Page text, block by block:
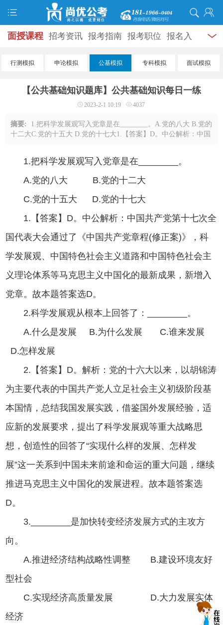
面授课程 招考资讯 报考指南 报考职位 报名入
口 打准考证 成绩查询 面试公告 录用公示 辅导
学员风采 名师团队
服务信息
行测模拟 申论模拟 公基模拟 专科模拟 面试模拟
【公共基础知识题库】公共基础知识每日一练
2023-2-1 10:19 4037
摘要: 1.把科学发展观写入党章是在________。A.党的八大 B.党的
十二大C.党的十五大 D.党的十七大1.【答案】D。中公解析：中国
1.把科学发展观写入党章是在________。
A.党的八大 B.党的十二大
C.党的十五大 D.党的十七大
1.【答案】D。中公解析：中国共产党第十七次全
国代表大会通过了《中国共产党章程(修正案)》，科
学发展观、中国特色社会主义道路和中国特色社会主
义理论体系等马克思主义中国化的最新成果，新增入
党章。故本题答案选D。
2.科学发展观从根本上回答了：________。
A.什么是发展 B.为什么发展 C.谁来发展
D.怎样发展
2.【答案】D。解析：党的十六大以来，以胡锦涛
为主要代表的中国共产党人立足社会主义初级阶段基
本国情，总结我国发展实践，借鉴国外发展经验，适
应新的发展要求，提出了科学发展观等重大战略思
想，创造性的回答了“实现什么样的发展、怎样发
展”这一关系到中国未来前途和命运的重大问题，继续
推进马克思主义中国化的发展进程。故本题答案选
D。
3.________是加快转变经济发展方式的主攻方
向。
A.推进经济结构战略性调整 B.建设环境友好
型社会
C.实现经济高质量发展 D.大力发展实体
经济